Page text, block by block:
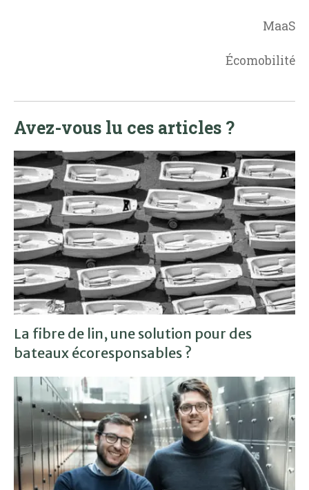
MaaS
Écomobilité
Avez-vous lu ces articles ?
La fibre de lin, une solution pour des
bateaux écoresponsables ?